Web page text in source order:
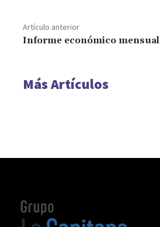
Artículo anterior
Informe económico mensual
Más Artículos